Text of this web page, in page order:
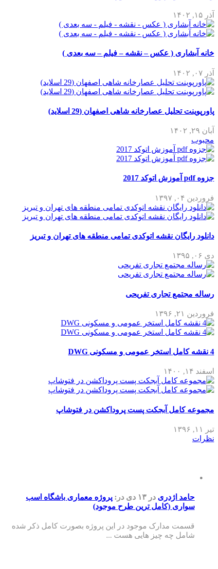
آذر ۱۵, ۱۴۰۲
خانه آبشاری ( عکس – نقشه – فیلم – سه بعدی )
آذر ۰۷, ۱۴۰۲
پاورپوینت تحلیل عصارخانه شاهی اصفهان (29 اسلاید)
آبان ۲۹, ۱۴۰۲
محبوب
جزوه pdf آموزش اتوکد 2017
فروردین ۰۴, ۱۳۹۷
دانلود رایگان نقشه اتوکدی تمامی منطقه های تهران و تبریز
دی ۰۶, ۱۳۹۵
رساله مجتمع تجاری تفریحی
فروردین ۲۱, ۱۳۹۶
4 نقشه کامل استخر عمومی و مسکونی DWG
اسفند ۱۴, ۱۴۰۰
مجموعه کامل آبجکت پست پروداکشن در فتوشاپ
تیر ۱۱, ۱۳۹۶
نظرات
حامد اژدری در ۱۳ دی در: پروژه معماری باشگاه اسب
سواری (کامل ترین طرح موجود)
قسمت مدارک موجود در این پروژه بصورت کامل ذکر شده
شامل چه چیز هایی هست ...